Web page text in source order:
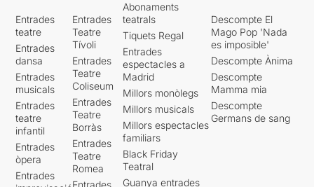
Entrades
teatre
Entrades
dansa
Entrades
musicals
Entrades
teatre
infantil
Entrades
òpera
Entrades
Entrades
Teatre
Tívoli
Entrades
Teatre
Coliseum
Entrades
Teatre
Borràs
Entrades
Teatre
Romea
Abonaments
teatrals
Tiquets Regal
Entrades
espectacles a
Madrid
Millors monòlegs
Millors musicals
Millors espectacles
familiars
Black Friday
Teatral
Guanya entrades
Descompte El
Mago Pop 'Nada
es imposible'
Descompte Ànima
Descompte
Mamma mia
Descompte
Germans de sang